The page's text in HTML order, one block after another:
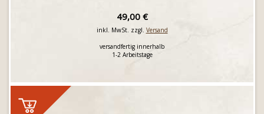
49,00 €
inkl. MwSt. zzgl. Versand
versandfertig innerhalb
1-2 Arbeitstage